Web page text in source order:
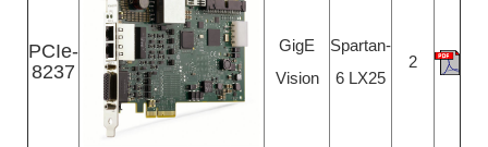
PCIe-
8237
GigE
Vision
Spartan-
6 LX25
2